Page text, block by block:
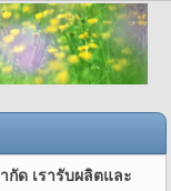
กัด เรารับผลิตและ